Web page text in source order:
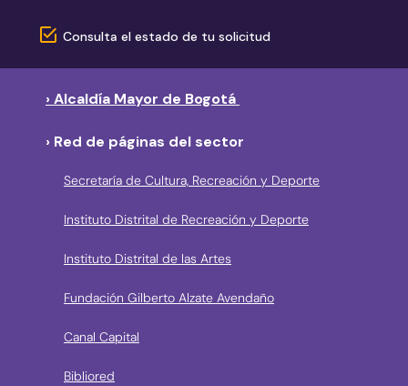
Consulta el estado de tu solicitud
› Alcaldía Mayor de Bogotá
› Red de páginas del sector
Secretaría de Cultura, Recreación y Deporte
Instituto Distrital de Recreación y Deporte
Instituto Distrital de las Artes
Fundación Gilberto Alzate Avendaño
Canal Capital
Bibliored